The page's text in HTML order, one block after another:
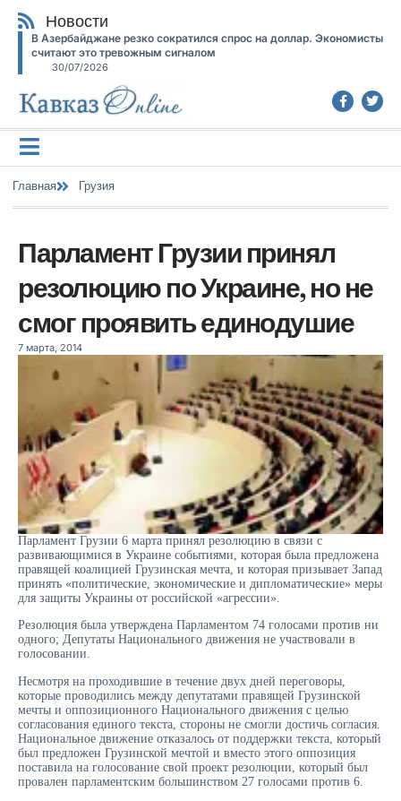
Новости
В Азербайджане резко сократился спрос на доллар. Экономисты
считают это тревожным сигналом
30/07/2026
Главная Грузия
Парламент Грузии принял
резолюцию по Украине, но не
смог проявить единодушие
7 марта, 2014
Парламент Грузии 6 марта принял резолюцию в связи с
развивающимися в Украине событиями, которая была предложена
правящей коалицией Грузинская мечта, и которая призывает Запад
принять «политические, экономические и дипломатические» меры
для защиты Украины от российской «агрессии».
Резолюция была утверждена Парламентом 74 голосами против ни
одного; Депутаты Национального движения не участвовали в
голосовании.
Несмотря на проходившие в течение двух дней переговоры,
которые проводились между депутатами правящей Грузинской
мечты и оппозиционного Национального движения с целью
согласования единого текста, стороны не смогли достичь согласия.
Национальное движение отказалось от поддержки текста, который
был предложен Грузинской мечтой и вместо этого оппозиция
поставила на голосование свой проект резолюции, который был
провален парламентским большинством 27 голосами против 6.